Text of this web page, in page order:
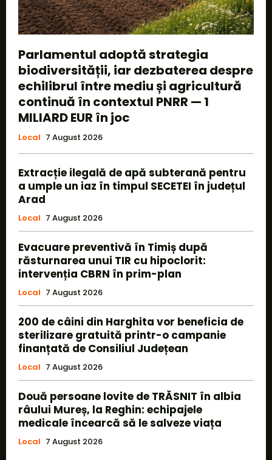
Parlamentul adoptă strategia
biodiversității, iar dezbaterea despre
echilibrul între mediu și agricultură
continuă în contextul PNRR — 1
MILIARD EUR în joc
Local 7 August 2026
Extracție ilegală de apă subterană pentru
a umple un iaz în timpul SECETEI în județul
Arad
Local 7 August 2026
Evacuare preventivă în Timiș după
răsturnarea unui TIR cu hipoclorit:
intervenția CBRN în prim-plan
Local 7 August 2026
200 de câini din Harghita vor beneficia de
sterilizare gratuită printr-o campanie
finanțată de Consiliul Județean
Local 7 August 2026
Două persoane lovite de TRĂSNIT în albia
râului Mureș, la Reghin: echipajele
medicale încearcă să le salveze viața
Local 7 August 2026